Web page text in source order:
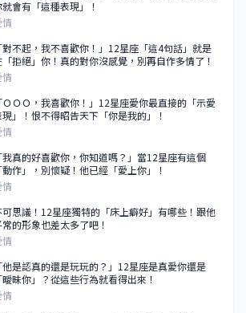
會有「這種表現」！
情
​​​​​​​「對不起，我不喜歡你！」12星座「這4句話」就是
「拒絕」你！真的對你沒感覺，別再自作多情了！
情
「ＯＯＯ，我喜歡你！」12星座愛你最直接的「示愛
現」！恨不得昭告天下「你是我的」！
情
「我真的好喜歡你，你知道嗎？」當12星座有這個
「動作」，別懷疑！他已經「愛上你」！
情
可思議！12星座獨特的「床上癖好」有哪些！跟他
的形象也差太多了吧！
情
「他是認真的還是玩玩的？」12星座是真愛你還是
「曖昧你」？從這些行為就看得出來！
情